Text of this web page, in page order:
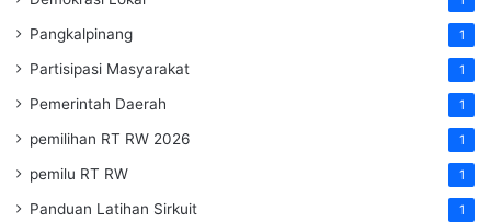
Pangkalpinang 1
Partisipasi Masyarakat 1
Pemerintah Daerah 1
pemilihan RT RW 2026 1
pemilu RT RW 1
Panduan Latihan Sirkuit 1